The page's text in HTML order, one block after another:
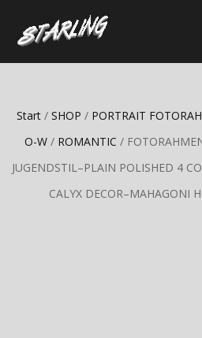
Start / SHOP / PORTRAIT
O-W/ ROMANTIC /
JUGENDSTIL–PLAIN POLISHED 4
CALYX DECOR–MAHAGONI